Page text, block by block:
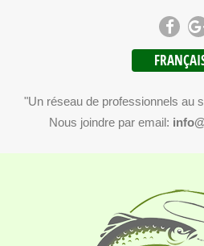
"Un réseau de professionnels au
Nous joindre par email: